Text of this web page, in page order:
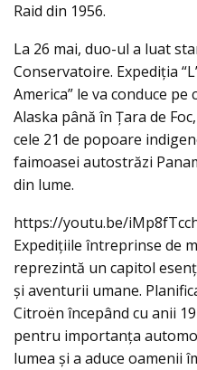
Raid din 1956.
La 26 mai, duo-ul a luat
Conservatoire. Expediția
America” le va conduce
Alaska până în Țara de
cele 21 de popoare
faimoasei autostrăzi
din lume.
https://youtu.be/
Expedițiile întreprinse de
reprezintă un capitol
și aventurii umane.
Citroën începând cu anii
pentru importanța
lumea și a aduce oamenii